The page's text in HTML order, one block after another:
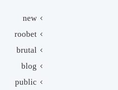
new
roobet
brutal
blog
public